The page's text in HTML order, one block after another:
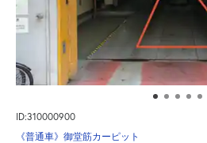
ID:310000900
《普通車》御堂筋カーピット